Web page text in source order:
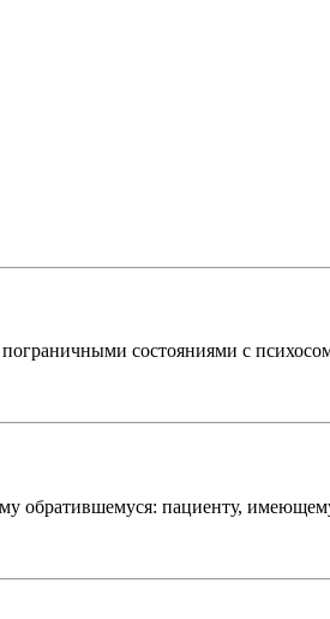
состояниями с
пациенту, имеющему